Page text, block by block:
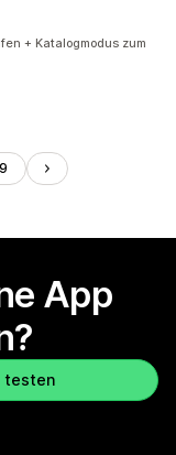
+ Katalogmodus zum
App
testen